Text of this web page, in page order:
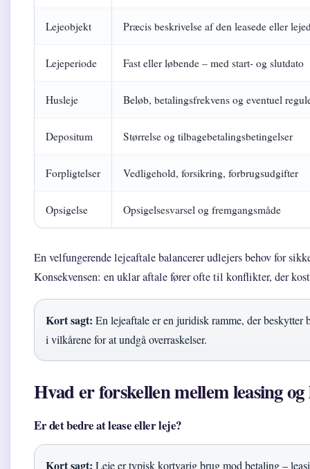
Lejeobjekt Præcis beskrivelse af den leasede eller
Lejeperiode Fast eller løbende – med start- og slutdato
Husleje Beløb, betalingsfrekvens og eventuel
Depositum Størrelse og tilbagebetalingsbetingelser
Forpligtelser Vedligehold, forsikring, forbrugsudgifter
Opsigelse Opsigelsesvarsel og fremgangsmåde
En velfungerende lejeaftale balancerer udlejers behov for
Konsekvensen: en uklar aftale fører ofte til konflikter, der
Kort sagt: En lejeaftale er en juridisk ramme, der
i vilkårene for at undgå overraskelser.
Hvad er forskellen mellem leasing og
Er det bedre at lease eller leje?
Kort sagt: Leje er typisk kortvarig brug mod betaling –